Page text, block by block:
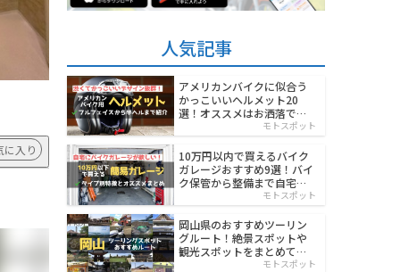
に入り
人気記事
アメリカンバイクに似合う
かっこいいヘルメット20
選！オススメはお洒落でワ
モトスポット
10万円以内で買えるバイク
ガレージおすすめ9選！バイ
ク保管から整備まで自宅で
モトスポット
岡山県のおすすめツーリン
グルート！絶景スポットや
観光スポットをまとめて紹
モトスポット